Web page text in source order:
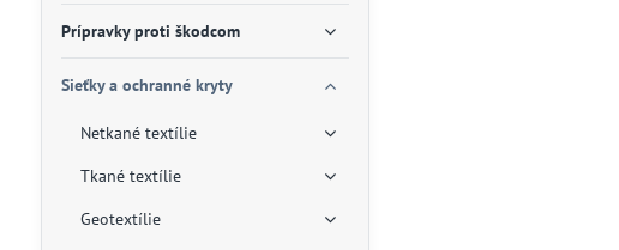
Prípravky proti škodcom
Sieťky a ochranné kryty
Netkané textílie
Tkané textílie
Geotextílie